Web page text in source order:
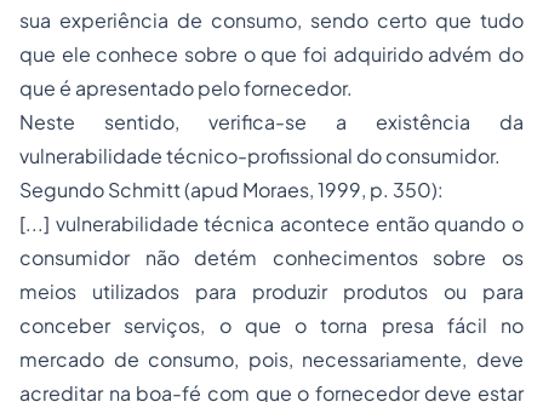
sua experiência de consumo, sendo certo que tudo
que ele conhece sobre o que foi adquirido advém do
que é apresentado pelo fornecedor.
Neste sentido, verifica-se a existência da
vulnerabilidade técnico-profissional do consumidor.
Segundo Schmitt (apud Moraes, 1999, p. 350):
[...] vulnerabilidade técnica acontece então quando o
consumidor não detém conhecimentos sobre os
meios utilizados para produzir produtos ou para
conceber serviços, o que o torna presa fácil no
mercado de consumo, pois, necessariamente, deve
acreditar na boa-fé com que o fornecedor deve estar